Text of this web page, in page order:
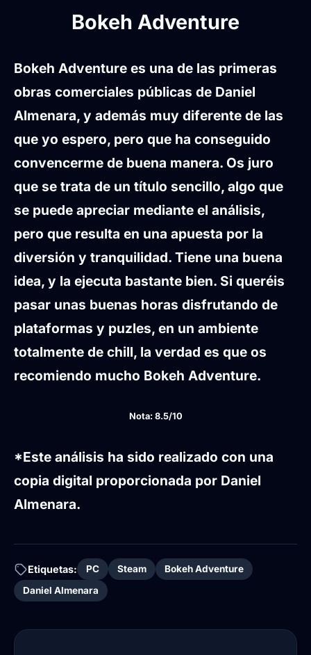
Bokeh Adventure
Bokeh Adventure es una de las primeras
obras comerciales públicas de Daniel
Almenara, y además muy diferente de las
que yo espero, pero que ha conseguido
convencerme de buena manera. Os juro
que se trata de un título sencillo, algo que
se puede apreciar mediante el análisis,
pero que resulta en una apuesta por la
diversión y tranquilidad. Tiene una buena
idea, y la ejecuta bastante bien. Si queréis
pasar unas buenas horas disfrutando de
plataformas y puzles, en un ambiente
totalmente de chill, la verdad es que os
recomiendo mucho Bokeh Adventure.
Nota: 8.5/10
*Este análisis ha sido realizado con una
copia digital proporcionada por Daniel
Almenara.
Etiquetas: PC Steam
Bokeh Adventure
Daniel Almenara